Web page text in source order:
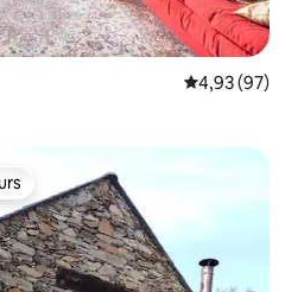
Note
4,93 (97)
les plus aimés